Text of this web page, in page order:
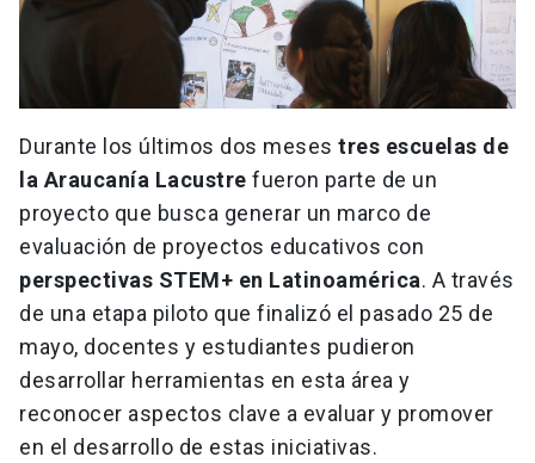
Durante los últimos dos meses tres escuelas de
la Araucanía Lacustre fueron parte de un
proyecto que busca generar un marco de
evaluación de proyectos educativos con
perspectivas STEM+ en Latinoamérica. A través
de una etapa piloto que finalizó el pasado 25 de
mayo, docentes y estudiantes pudieron
desarrollar herramientas en esta área y
reconocer aspectos clave a evaluar y promover
en el desarrollo de estas iniciativas.